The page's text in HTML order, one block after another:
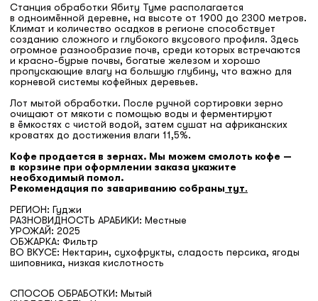
Станция обработки Ябиту Туме располагается
в одноимённой деревне, на высоте от 1900 до 2300 метров.
Климат и количество осадков в регионе способствует
созданию сложного и глубокого вкусового профиля. Здесь
огромное разнообразие почв, среди которых встречаются
и красно-бурые почвы, богатые железом и хорошо
пропускающие влагу на большую глубину, что важно для
корневой системы кофейных деревьев.
Лот мытой обработки. После ручной сортировки зерно
очищают от мякоти с помощью воды и ферментируют
в ёмкостях с чистой водой, затем сушат на африканских
кроватях до достижения влаги 11,5%.
Кофе продается в зернах. Мы можем смолоть кофе —
в корзине при оформлении заказа укажите
необходимый помол.
Рекомендация по завариванию собраны тут.
РЕГИОН: Гуджи
РАЗНОВИДНОСТЬ АРАБИКИ: Местные
УРОЖАЙ: 2025
ОБЖАРКА: Фильтр
ВО ВКУСЕ: Нектарин, сухофрукты, сладость персика, ягоды
шиповника, низкая кислотность
СПОСОБ ОБРАБОТКИ: Мытый